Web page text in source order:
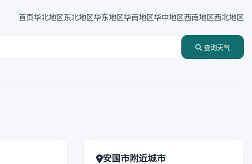
首页华北地区东北地区华东地区华南地区华中地区西南地区西北地区
查询天气
安国市附近城市